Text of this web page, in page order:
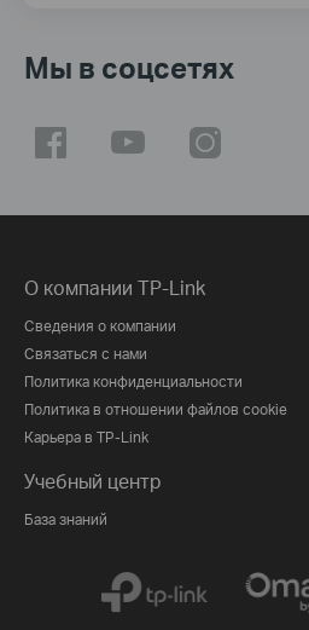
Мы в соцсетях
О компании TP-Link
Сведения о компании
Связаться с нами
Политика конфиденциальности
Политика в отношении файлов cookie
Карьера в TP-Link
Учебный центр
База знаний